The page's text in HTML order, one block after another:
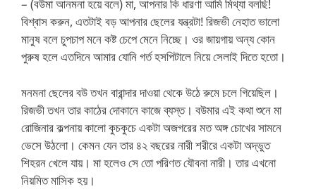
– (বউমা আনমনা হয়ে বলে) মা, আপনার কি ধারণা আমি মিথ্যা বলছি!
বিশ্বাস করুন, এতটাই বড় আপনার ছেলের যন্ত্রটা! রিজভী নেহাত ভালো
মানুষ বলে চুপচাপ মনে কষ্ট চেপে মেনে নিচ্ছে। ওর জায়গায় অন্য কোন
পুরুষ হলে এতদিনে আমার যোনি গর্ত হসপিটালে নিয়ে সেলাই দিতে হতো।
মনমনা ছেলের বউ তখন বারান্দার দাওয়া থেকে উঠে রুমে চলে গিয়েছিল।
রিজভী তখন তার কাঠের দোকানে কাজে ব্যস্ত। বউমার এই কথা শুনে মা
রোজিনার কল্পনায় কালো কুচকুচে একটা অজগরের মত অঙ্গ চোখের সামনে
ভেসে উঠলো। কেমন যেন তার ৪২ বছরের নারী শরীরে একটা অদ্ভুত
শিহরন খেলে যায়। মা হলেও সে তো পরিণত যৌবনা নারী। তার এখনো
নিয়মিত মাসিক হয়।